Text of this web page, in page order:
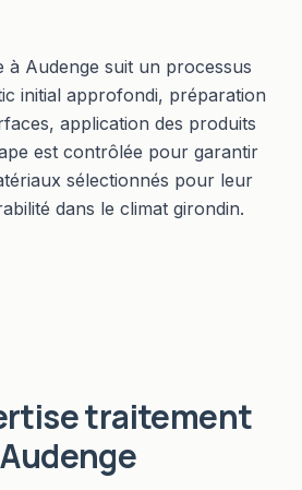
à Audenge suit un processus
initial approfondi, préparation
application des produits
est contrôlée pour garantir
sélectionnés pour leur
dans le climat girondin.
traitement
Audenge